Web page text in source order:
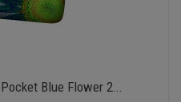
Blue Flower 2...